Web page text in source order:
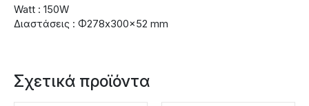
Watt : 150W
Διαστάσεις : Φ278x300x52 mm
Σχετικά προϊόντα